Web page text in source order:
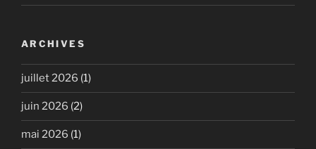
ARCHIVES
juillet 2026 (1)
juin 2026 (2)
mai 2026 (1)